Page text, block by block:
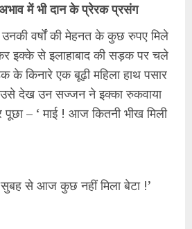
अभाव में भी दान के प्रेरक प्रसंग
वर्षों की मेहनत के कुछ रुपए मिले
इक्के से इलाहाबाद की सड़क पर चले
किनारे एक बूढ़ी महिला हाथ पसार
उसे देख उन सज्जन ने इक्का रुकवाया
– ‘ माई ! आज कितनी भीख मिली
सुबह से आज कुछ नहीं मिला बेटा !’